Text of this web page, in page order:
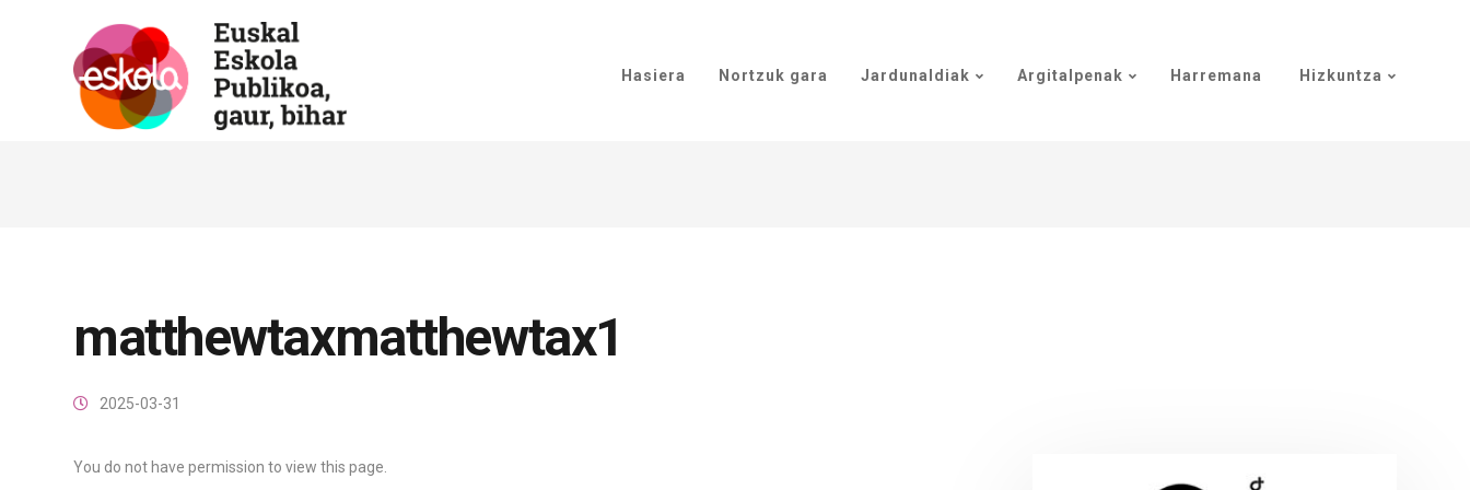
Hasiera Nortzuk gara Jardunaldiak Argitalpenak Harremana Hizkuntza
matthewtaxmatthewtax1
2025-03-31
You do not have permission to view this page.